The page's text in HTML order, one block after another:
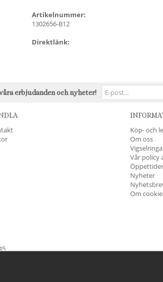
Artikelnummer:
1302656-B12
Direktlänk:
erbjudanden och nyheter!
Köp- och
Om oss
Vår policy
Öppettider
Nyheter
Om